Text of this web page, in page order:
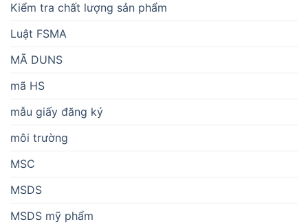
Kiểm tra chất lượng sản phẩm
Luật FSMA
MÃ DUNS
mã HS
mẫu giấy đăng ký
môi trường
MSC
MSDS
MSDS mỹ phẩm